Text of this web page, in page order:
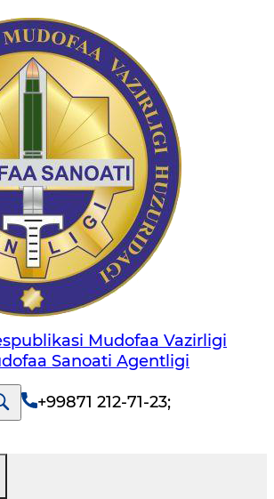
Mudofaa Vazirligi
Sanoati Agentligi
+99871 212-71-23;